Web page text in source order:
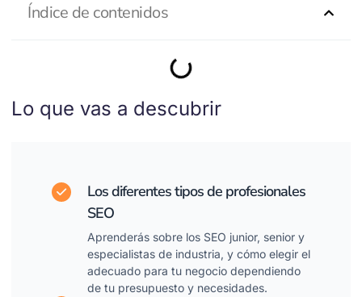
Índice de contenidos
Lo que vas a descubrir
Los diferentes tipos de profesionales
SEO
Aprenderás sobre los SEO junior, senior y
especialistas de industria, y cómo elegir el
adecuado para tu negocio dependiendo
de tu presupuesto y necesidades.